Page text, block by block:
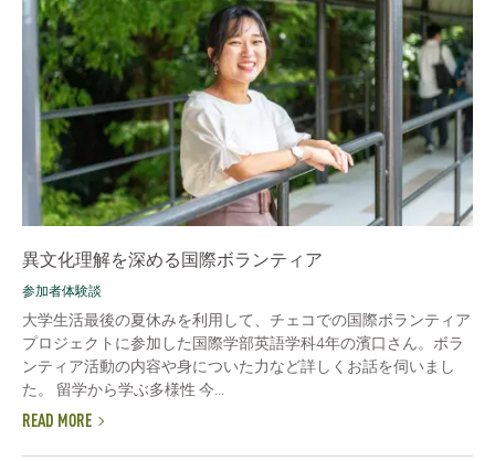
異文化理解を深める国際ボランティア
参加者体験談
大学生活最後の夏休みを利用して、チェコでの国際ボランティア
プロジェクトに参加した国際学部英語学科4年の濱口さん。ボラ
ンティア活動の内容や身についた力など詳しくお話を伺いまし
た。 留学から学ぶ多様性 今...
READ MORE